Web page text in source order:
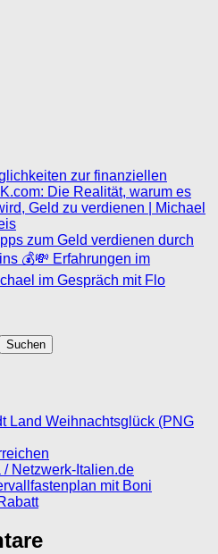
zur finanziellen
Die Realität, warum es
Geld zu verdienen | Michael
zum Geld verdienen durch
💰💸 Erfahrungen im
im Gespräch mit Flo
Suchen
Land Weihnachtsglück (PNG
Netzwerk-Italien.de
mit Boni